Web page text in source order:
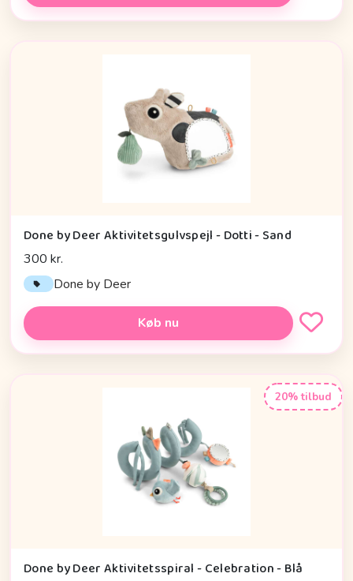
Done by Deer Aktivitetsgulvspejl - Dotti - Sand
300 kr.
Done by Deer
Køb nu
20% tilbud
Done by Deer Aktivitetsspiral - Celebration - Blå